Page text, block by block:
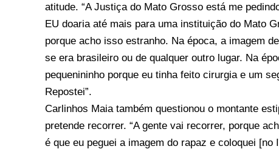
atitude. “A Justiça do Mato Grosso está me
EU doaria até mais para uma instituição do Mato
porque acho isso estranho. Na época, a imagem
se era brasileiro ou de qualquer outro lugar. Na
pequenininho porque eu tinha feito cirurgia e um
Repostei”.
Carlinhos Maia também questionou o montante
pretende recorrer. “A gente vai recorrer, porque
é que eu peguei a imagem do rapaz e coloquei